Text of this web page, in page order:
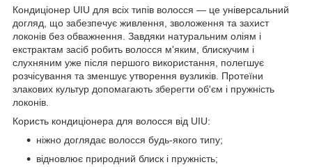
Кондиціонер UIU для всіх типів волосся — це універсальний
догляд, що забезпечує живлення, зволоження та захист
локонів без обважнення. Завдяки натуральним оліям і
екстрактам засіб робить волосся м'яким, блискучим і
слухняним уже після першого використання, полегшує
розчісування та зменшує утворення вузликів. Протеїни
злакових культур допомагають зберегти об'єм і пружність
локонів.
Користь кондиціонера для волосся від UIU:
ніжно доглядає волосся будь-якого типу;
відновлює природний блиск і пружність;